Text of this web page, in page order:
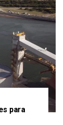
para